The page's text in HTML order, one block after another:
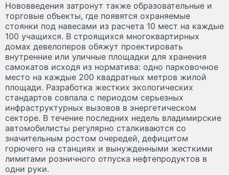
Нововведения затронут также образовательные и
торговые объекты, где появятся охраняемые
стоянки под навесами из расчета 10 мест на каждые
100 учащихся. В строящихся многоквартирных
домах девелоперов обяжут проектировать
внутренние или уличные площадки для хранения
самокатов исходя из норматива: одно парковочное
место на каждые 200 квадратных метров жилой
площади. Разработка жестких экологических
стандартов совпала с периодом серьезных
инфраструктурных вызовов в энергетическом
секторе. В течение последних недель владимирские
автомобилисты регулярно сталкиваются со
значительным ростом очередей, дефицитом
горючего на станциях и вынужденными жесткими
лимитами розничного отпуска нефтепродуктов в
одни руки.